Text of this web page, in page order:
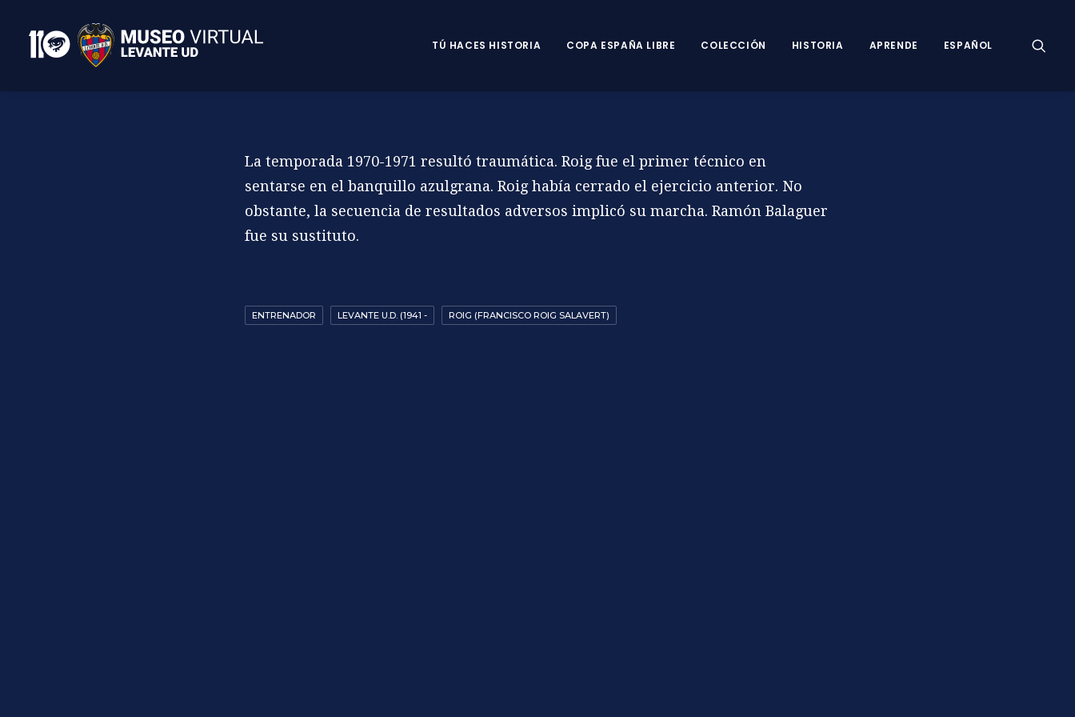
TÚ HACES HISTORIA COPA ESPAÑA LIBRE COLECCIÓN HISTORIA APRENDE ESPAÑOL
La temporada 1970-1971 resultó traumática. Roig fue el primer técnico en
sentarse en el banquillo azulgrana. Roig había cerrado el ejercicio anterior. No
obstante, la secuencia de resultados adversos implicó su marcha. Ramón Balaguer
fue su sustituto.
ENTRENADOR LEVANTE U.D. (1941 - ROIG (FRANCISCO ROIG SALAVERT)